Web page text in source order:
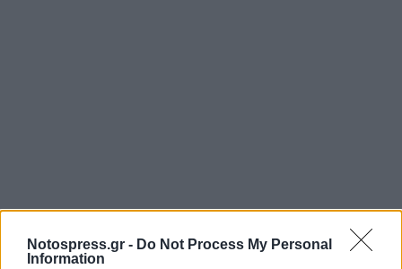
Notospress.gr - Do Not Process My Personal
Information